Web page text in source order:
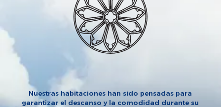
Nuestras habitaciones han sido pensadas para
garantizar el descanso y la comodidad durante su